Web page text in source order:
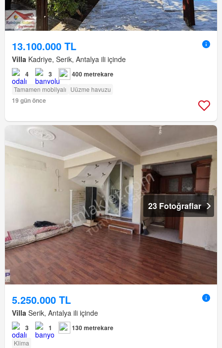
13.100.000 TL
Villa Kadriye, Serik, Antalya ili içinde
4 3 400 metrekare
Tamamen mobilyalı Uüzme havuzu
19 gün önce
23 Fotoğraflar
5.250.000 TL
Villa Serik, Antalya ili içinde
3 1 130 metrekare
Klima